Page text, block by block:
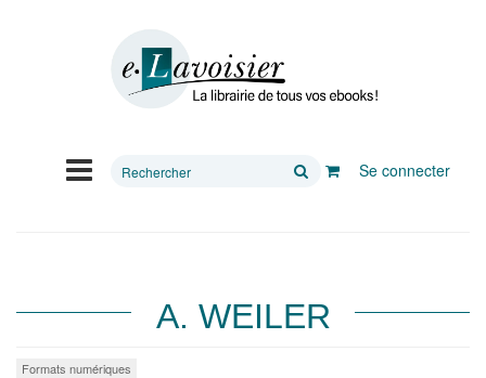
Rechercher
Se connecter
A. WEILER
Formats numériques